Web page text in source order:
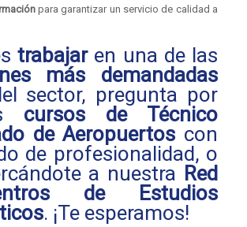
para garantizar un servicio de calidad a
trabajaren una de las
más demandadas
sector, pregunta por
cursos de Técnico
de Aeropuertos con
de profesionalidad, o
a nuestra Red
de Estudios
. ¡Te esperamos!